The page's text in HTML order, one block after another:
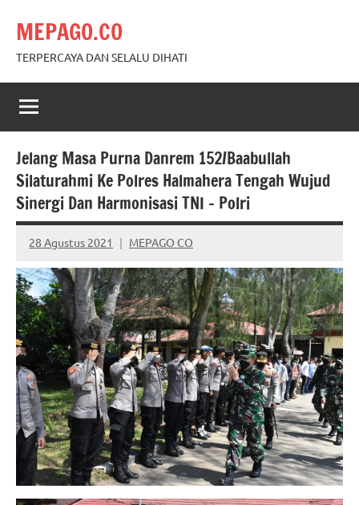
content
MEPAGO.CO
TERPERCAYA DAN SELALU DIHATI
Jelang Masa Purna Danrem 152/Baabullah
Silaturahmi Ke Polres Halmahera Tengah Wujud
Sinergi Dan Harmonisasi TNI – Polri
28 Agustus 2021 MEPAGO CO
No
comments